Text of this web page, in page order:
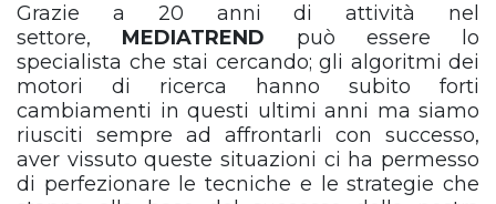
Grazie a 20 anni di attività nel
settore, MEDIATREND può essere lo
specialista che stai cercando; gli algoritmi dei
motori di ricerca hanno subito forti
cambiamenti in questi ultimi anni ma siamo
riusciti sempre ad affrontarli con successo,
aver vissuto queste situazioni ci ha permesso
di perfezionare le tecniche e le strategie che